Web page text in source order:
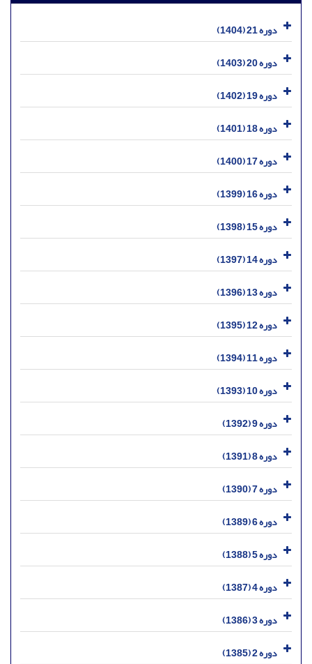
دوره 21 (1404)
دوره 20 (1403)
دوره 19 (1402)
دوره 18 (1401)
دوره 17 (1400)
دوره 16 (1399)
دوره 15 (1398)
دوره 14 (1397)
دوره 13 (1396)
دوره 12 (1395)
دوره 11 (1394)
دوره 10 (1393)
دوره 9 (1392)
دوره 8 (1391)
دوره 7 (1390)
دوره 6 (1389)
دوره 5 (1388)
دوره 4 (1387)
دوره 3 (1386)
دوره 2 (1385)